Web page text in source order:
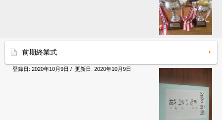
前期終業式
登録日: 2020年10月9日 / 更新日: 2020年10月9日